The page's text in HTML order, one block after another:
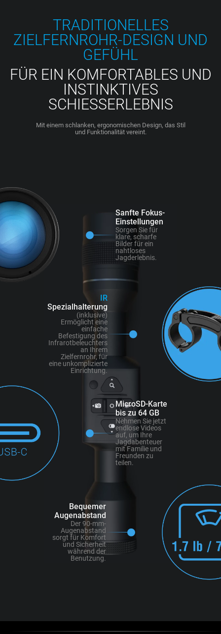
TRADITIONELLES
ZIELFERNROHR-DESIGN UND
GEFÜHL
FÜR EIN KOMFORTABLES UND
INSTINKTIVES
SCHIESSERLEBNIS
Mit einem schlanken, ergonomischen Design, das Stil
und Funktionalität vereint.
Sanfte Fokus-
Einstellungen
Sorgen Sie für
klare, scharfe
Bilder für ein
nahtloses
Jagderlebnis.
IR
Spezialhalterung
(inklusive)
Ermöglicht eine
einfache
Befestigung des
Infrarotbeleuchters
an Ihrem
Zielfernrohr, für
eine unkomplizierte
Einrichtung.
MicroSD-Karte
bis zu 64 GB
Nehmen Sie jetzt
endlose Videos
auf, um Ihre
Jagdabenteuer
mit Familie und
Freunden zu
teilen.
Bequemer
Augenabstand
Der 90-mm-
Augenabstand
sorgt für Komfort
und Sicherheit
während der
Benutzung.